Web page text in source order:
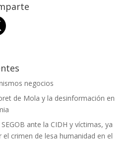
negocios
de Mola y la desinformación en
ante la CIDH y víctimas, ya
crimen de lesa humanidad en el